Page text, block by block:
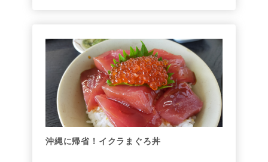
沖縄に帰省！イクラまぐろ丼